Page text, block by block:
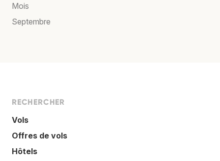
Mois
Septembre
RECHERCHER
Vols
Offres de vols
Hôtels